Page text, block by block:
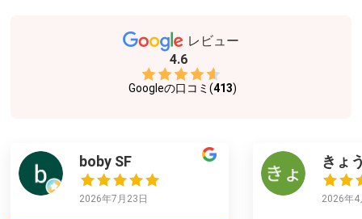
レビュー
4.6
Googleの口コミ(413)
boby SF
2026年7月23日
きょ
2026年4